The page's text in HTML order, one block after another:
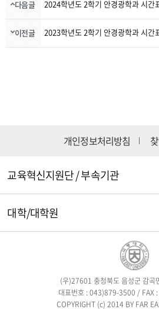
다음글 2024학년도 2학기 안경광학과 시간
이전글 2023학년도 2학기 안경광학과 시간
개인정보처리방침
교육혁신지원단 / 부속기관
대학/대학원
(우)27601 충청북도 음성군 감곡
대표번호 : 043)879-3500 / FAX
COPYRIGHT (c) 2014 BY FAR